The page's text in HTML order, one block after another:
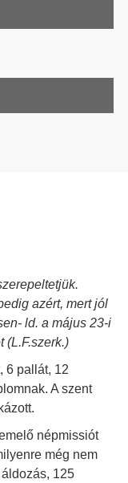
azért, mert jól
ld. a május 23-i
(L.F.szerk.)
6 pallát, 12
A szent
népmissiót
még nem
125